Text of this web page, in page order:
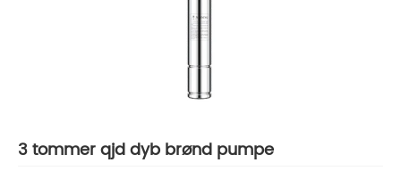
3 tommer qjd dyb brønd pumpe